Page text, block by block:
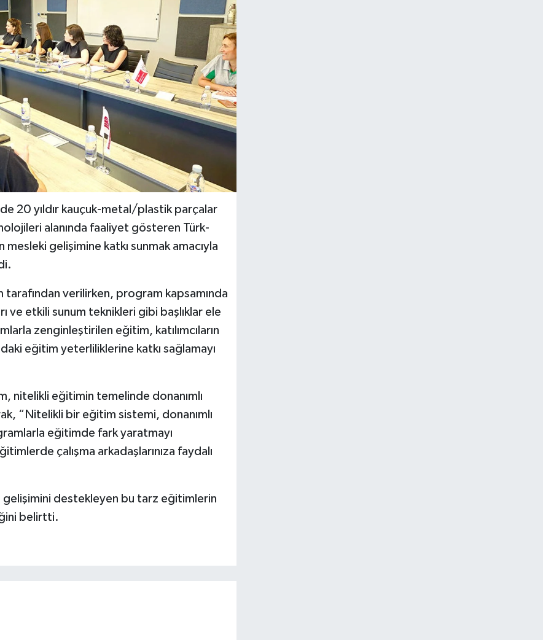
20 yıldır kauçuk-metal/plastik parçalar
alanında faaliyet gösteren Türk-
mesleki gelişimine katkı sunmak amacıyla
verilirken, program kapsamında
ve etkili sunum teknikleri gibi başlıklar ele
zenginleştirilen eğitim, katılımcıların
eğitim yeterliliklerine katkı sağlamayı
nitelikli eğitimin temelinde donanımlı
“Nitelikli bir eğitim sistemi, donanımlı
eğitimde fark yaratmayı
çalışma arkadaşlarınıza faydalı
gelişimini destekleyen bu tarz eğitimlerin
belirtti.